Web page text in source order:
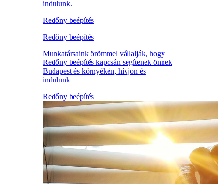
indulunk.
Redőny beépítés
Redőny beépítés
Munkatársaink örömmel vállalják, hogy
Redőny beépítés kapcsán segítenek önnek
Budapest és környékén, hívjon és
indulunk.
Redőny beépítés